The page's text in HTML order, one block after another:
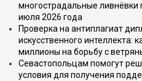
многострадальные
июля 2026 года
Проверка на антиплагиат
искусственного интеллекта:
миллионы на борьбу с
Севастопольцам помогут
условия для получения